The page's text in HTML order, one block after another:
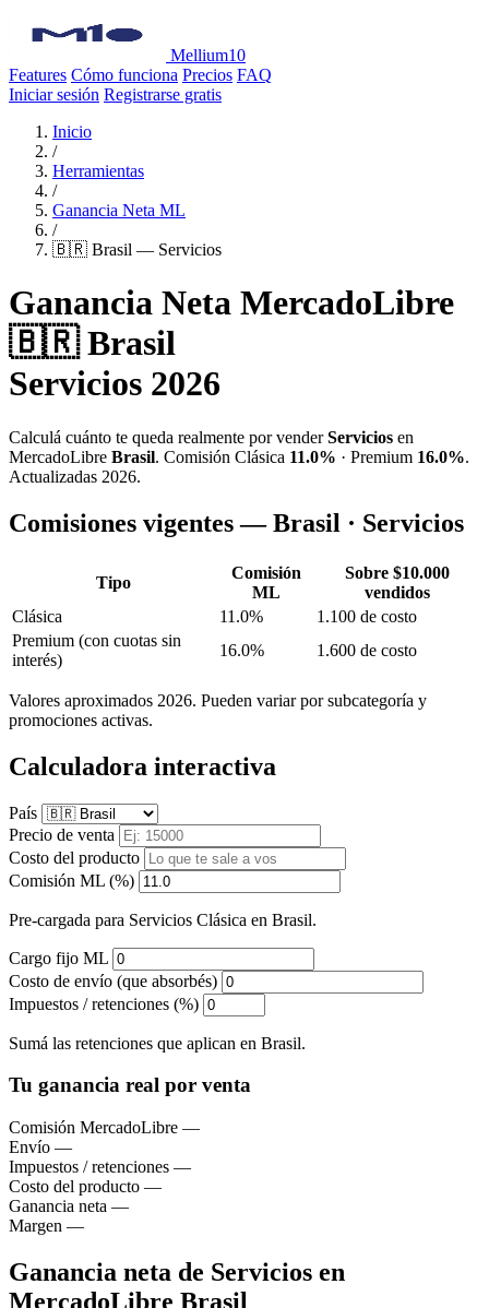
Mellium10
Features Cómo funciona Precios FAQ
Iniciar sesión Registrarse gratis
Inicio
/
Herramientas
/
Ganancia Neta ML
/
🇧🇷 Brasil — Servicios
Ganancia Neta MercadoLibre
🇧🇷 Brasil
Servicios 2026
Calculá cuánto te queda realmente por venderServicios en
MercadoLibre Brasil. Comisión Clásica 11.0% · Premium 16.0%.
Actualizadas 2026.
Comisiones vigentes — Brasil · Servicios
Tipo
Comisión
ML
Sobre $10.000
vendidos
Clásica
11.0%
1.100 de costo
Premium (con cuotas sin
interés)
16.0% 1.600 de costo
Valores aproximados 2026. Pueden variar por subcategoría y
promociones activas.
Calculadora interactiva
País
Precio de venta
Costo del producto
Comisión ML (%)
Pre-cargada para Servicios Clásica en Brasil.
Cargo fijo ML
Costo de envío (que absorbés)
Impuestos / retenciones (%)
Sumá las retenciones que aplican en Brasil.
Tu ganancia real por venta
Comisión MercadoLibre —
Envío —
Impuestos / retenciones —
Costo del producto —
Ganancia neta —
Margen —
Ganancia neta de Servicios en
MercadoLibre Brasil